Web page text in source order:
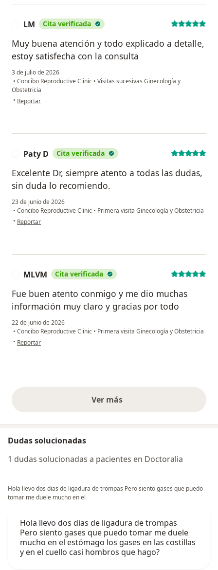
LM Cita verificada
Muy buena atención y todo explicado a detalle,
estoy satisfecha con la consulta
3 de julio de 2026
• Concibo Reproductive Clinic • Visitas sucesivas Ginecología y
Obstetricia
• en opinión del usuario LM
Reportar
Paty D Cita verificada
Excelente Dr, siempre atento a todas las dudas,
sin duda lo recomiendo.
23 de junio de 2026
• Concibo Reproductive Clinic • Primera visita Ginecología y Obstetricia
• en opinión del usuario Paty D
Reportar
MLVM Cita verificada
Fue buen atento conmigo y me dio muchas
información muy claro y gracias por todo
22 de junio de 2026
• Concibo Reproductive Clinic • Primera visita Ginecología y Obstetricia
• en opinión del usuario MLVM
Reportar
Ver másopiniones anteriores
Dudas solucionadas
1 dudas solucionadas a pacientes en Doctoralia
Hola llevo dos dias de ligadura de trompas Pero siento gases que puedo
tomar me duele mucho en el
Hola llevo dos dias de ligadura de trompas
Pero siento gases que puedo tomar me duele
mucho en el estómago los gases en las costillas
y en el cuello casi hombros que hago?